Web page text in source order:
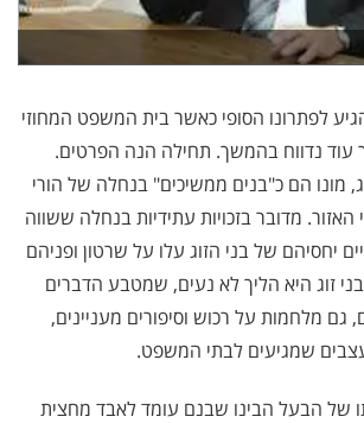
לפתרונו הסופי כאשר בית המשפט המחוזי
עוד נדווח בהמשך. תחילה הנה הפרטים.
מונו הם כ"בנים ממשיכים" בנחלה של הורי
מדובר בזכויות עתידיות בנחלה ששווה
יחסיהם של בני הזוג עלו על שרטון ופניהם
זוג היא הליך לא נעים, שמטבע הדברים
גם מלחמות על רכוש וסיפורים מעניינים,
עצבים שמגיעים לבתי המשפט.
של הבעל הבינו שבנם עומד לאבד מחצית